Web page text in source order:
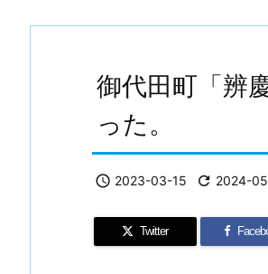
御代田町「辨
った。
 2023-03-15  2024-
Twitter